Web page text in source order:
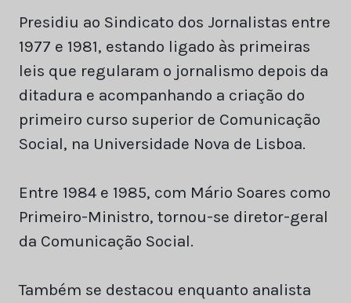
Presidiu ao Sindicato dos Jornalistas entre
1977 e 1981, estando ligado às primeiras
leis que regularam o jornalismo depois da
ditadura e acompanhando a criação do
primeiro curso superior de Comunicação
Social, na Universidade Nova de Lisboa.
Entre 1984 e 1985, com Mário Soares como
Primeiro-Ministro, tornou-se diretor-geral
da Comunicação Social.
Também se destacou enquanto analista